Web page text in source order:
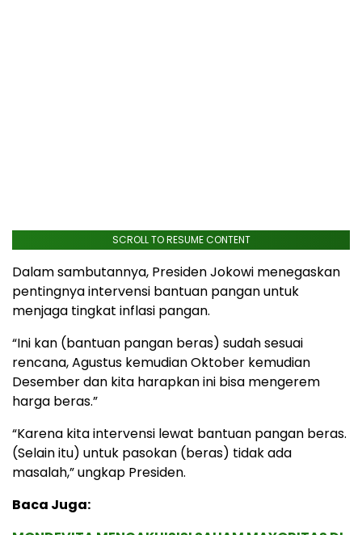
SCROLL TO RESUME CONTENT
Dalam sambutannya, Presiden Jokowi menegaskan
pentingnya intervensi bantuan pangan untuk
menjaga tingkat inflasi pangan.
“Ini kan (bantuan pangan beras) sudah sesuai
rencana, Agustus kemudian Oktober kemudian
Desember dan kita harapkan ini bisa mengerem
harga beras.”
“Karena kita intervensi lewat bantuan pangan beras.
(Selain itu) untuk pasokan (beras) tidak ada
masalah,” ungkap Presiden.
Baca Juga: